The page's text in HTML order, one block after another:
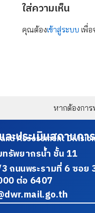
ใส่ความเห็น
คุณต้องเข้าสู่ระบบ เพื่
หากต้องกา
ละประเมินสถาน
Assessment
รัพยากรน้ำ ชั้น 11
ถนนพระรามที่ 6 ซอ
ต่อ 6407